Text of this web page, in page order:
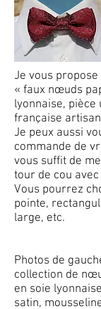
Je vous
« faux nœuds
lyonnaise,
française
Je peux aussi
commande de
vous suffit de
tour de cou
Vous pourrez
pointe,
large, etc.
Photos de
collection de
en soie
satin,